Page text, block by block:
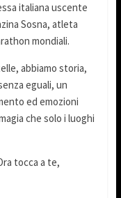
italiana uscente
Sosna, atleta
mondiali.
abbiamo storia,
eguali, un
ed emozioni
che solo i luoghi
tocca a te,